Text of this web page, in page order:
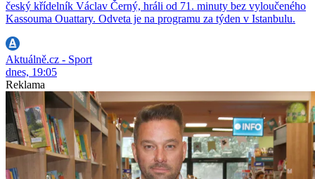
český křídelník Václav Černý, hráli od 71. minuty bez vyloučeného
Kassouma Ouattary. Odveta je na programu za týden v Istanbulu.
Aktuálně.cz - Sport
dnes, 19:05
Reklama